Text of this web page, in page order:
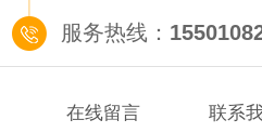
服务热线：
在线留言 联系